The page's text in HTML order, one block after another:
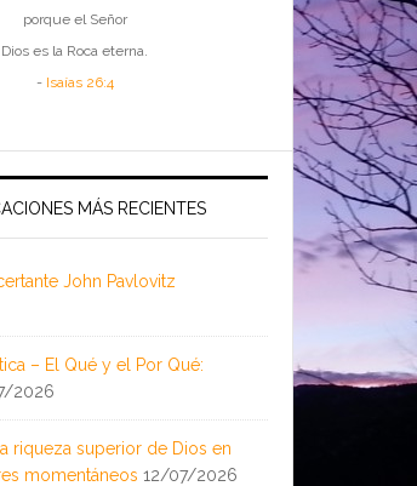
porque el Señor
Dios es la Roca eterna.
- Isaías 26:4
MÁS RECIENTES
John Pavlovitz
– El Qué y el Por Qué:
2026
riqueza superior de Dios en
momentáneos 12/07/2026